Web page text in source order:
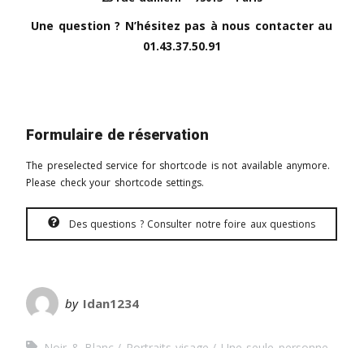
Une question ? N’hésitez pas à nous contacter au
01.43.37.50.91
Formulaire de réservation
The preselected service for shortcode is not available anymore.
Please check your shortcode settings.
Des questions ? Consulter notre foire aux questions
by Idan1234